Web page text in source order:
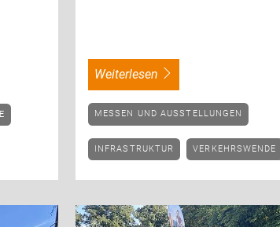
weiterlesen
MESSEN UND AUSSTELLUNGEN
INFRASTRUKTUR VERKEHRSWENDE